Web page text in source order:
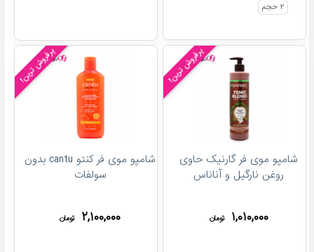
۲ حجم
پرفروش ترین!
شامپو موی فر گارنیک حاوی
روغن نارگیل و آناناس
۱,۰۱۰,۰۰۰ تومان
پرفروش ترین!
شامپو موی فر کنتو cantu بدون
سولفات
۲,۱۰۰,۰۰۰ تومان